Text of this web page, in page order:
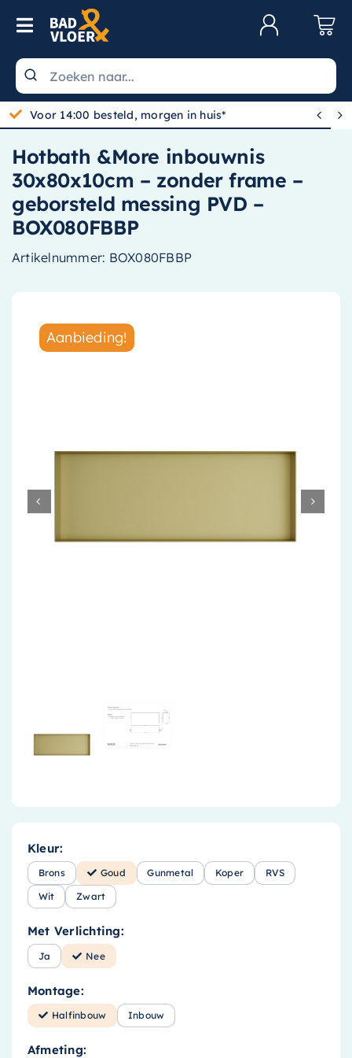
Skip to content
Toggle Navigation
Wastafels
Toiletten
Spiegels
Kranen
Douche
Badkamermeubels
Radiatoren
PVC
Gratis bezorgd vanaf 100,-
 
Hotbath &More inbouwnis
30x80x10cm – zonder frame –
geborsteld messing PVD –
BOX080FBBP
Artikelnummer: BOX080FBBP
Aanbieding!
Kleur:
Brons Goud Gunmetal Koper RVS
Wit Zwart
Met Verlichting:
Ja Nee
Montage:
Halfinbouw Inbouw
Afmeting: